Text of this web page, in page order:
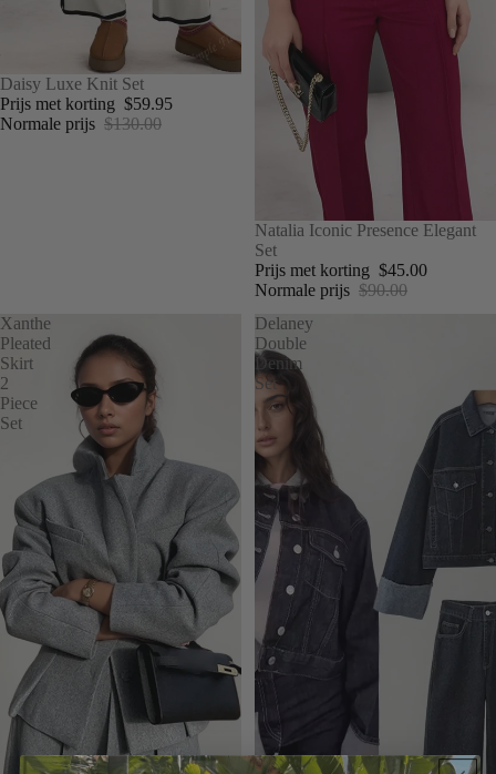
UITVERKOOP
Daisy Luxe Knit Set
Prijs met korting $59.95
Normale prijs $130.00
UITVERKOOP
Natalia Iconic Presence Elegant
Set
Prijs met korting $45.00
Normale prijs $90.00
Xanthe
Pleated
Skirt
2
Piece
Set
Delaney
Double
Denim
Set